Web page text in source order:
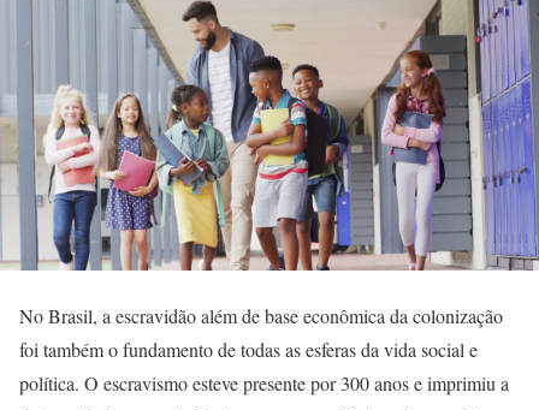
No Brasil, a escravidão além de base econômica da colonização
foi também o fundamento de todas as esferas da vida social e
política. O escravismo esteve presente por 300 anos e imprimiu a